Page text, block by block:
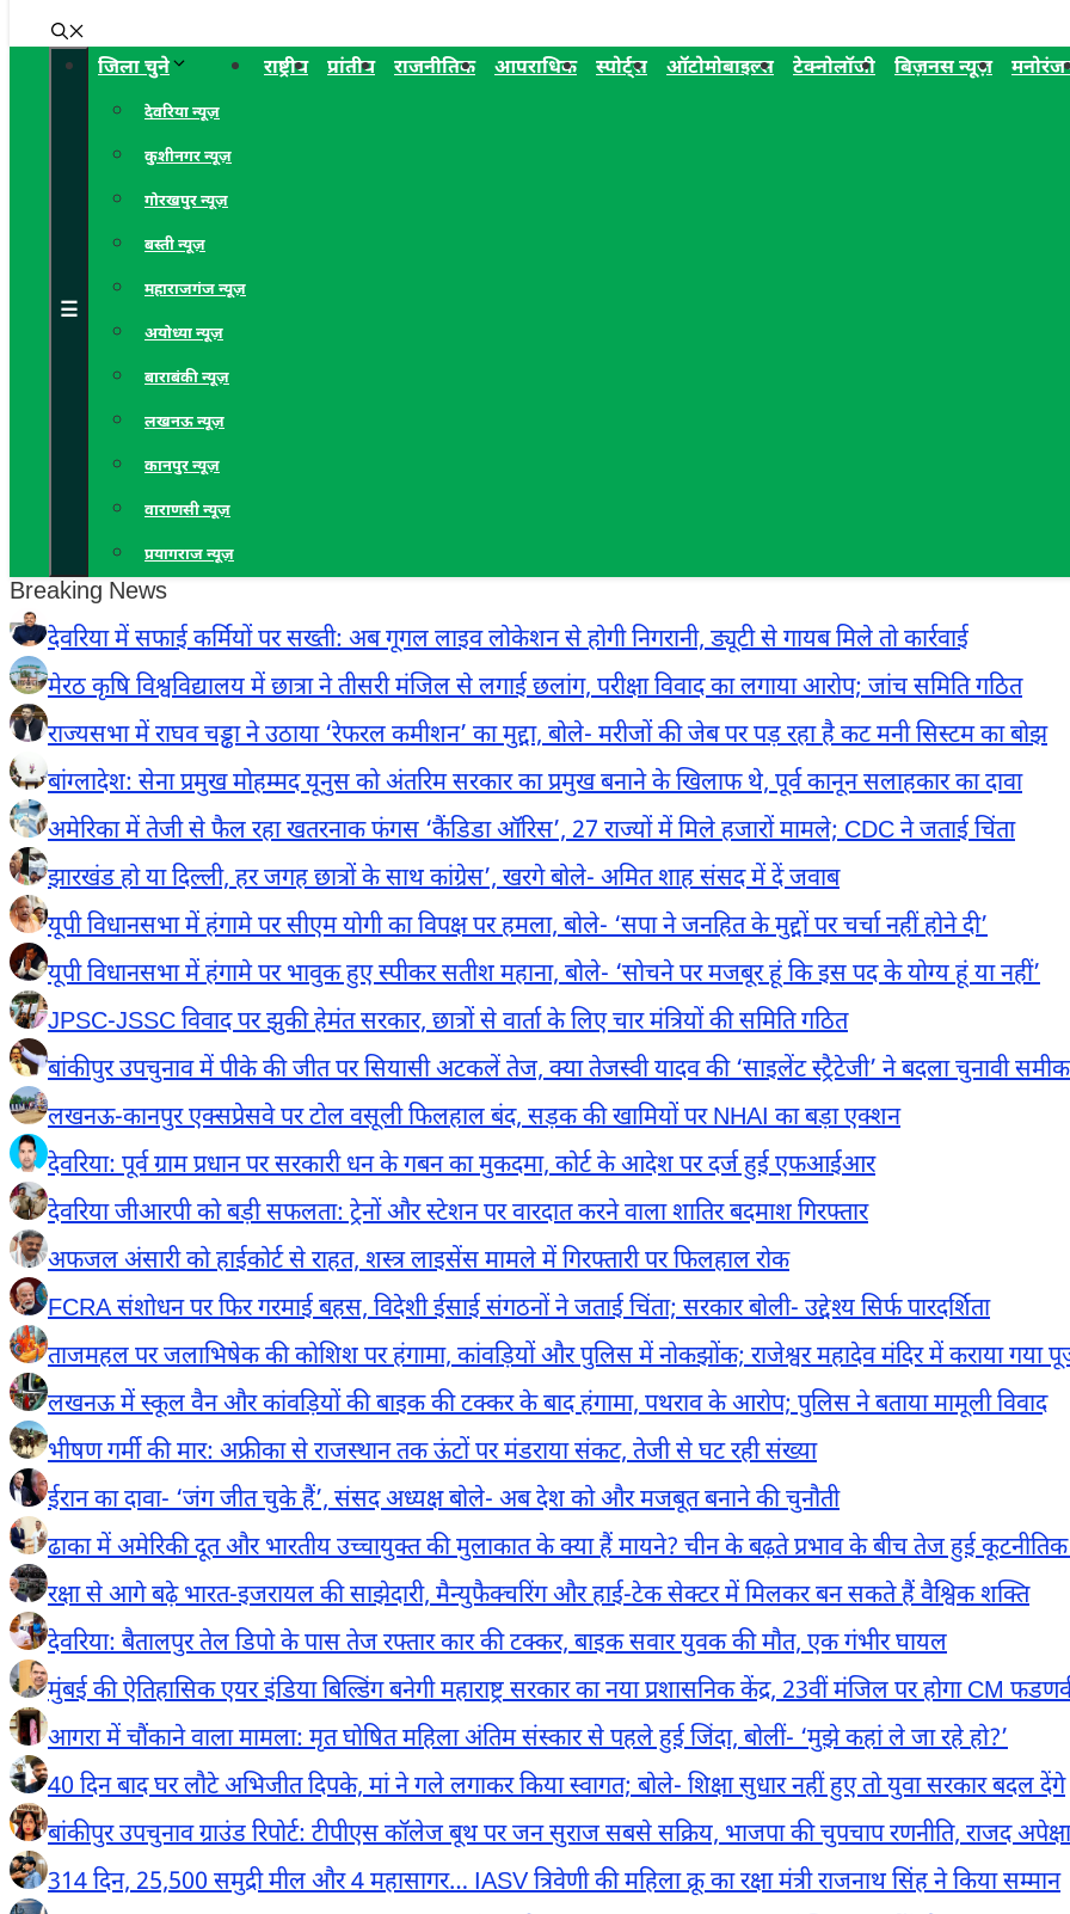
☰
जिला चुने
देवरिया न्यूज़
कुशीनगर न्यूज़
गोरखपुर न्यूज़
बस्ती न्यूज़
महाराजगंज न्यूज़
अयोध्या न्यूज़
बाराबंकी न्यूज़
लखनऊ न्यूज़
कानपुर न्यूज़
वाराणसी न्यूज़
प्रयागराज न्यूज़
राष्ट्रीय प्रांतीय राजनीतिक आपराधिक स्पोर्ट्स ऑटोमोबाइल्स टेक्नोलॉजी बिज़नस न्यूज़
Breaking News
देवरिया में सफाई कर्मियों पर सख्ती: अब गूगल लाइव लोकेशन से होगी निगरानी, ड्यूटी से गायब मिले तो कार्रवाई
मेरठ कृषि विश्वविद्यालय में छात्रा ने तीसरी मंजिल से लगाई छलांग, परीक्षा विवाद का लगाया आरोप; जांच समिति गठित
राज्यसभा में राघव चड्ढा ने उठाया ‘रेफरल कमीशन’ का मुद्दा, बोले- मरीजों की जेब पर पड़ रहा है कट मनी सिस्टम का बोझ
बांग्लादेश: सेना प्रमुख मोहम्मद यूनुस को अंतरिम सरकार का प्रमुख बनाने के खिलाफ थे, पूर्व कानून सलाहकार का दावा
अमेरिका में तेजी से फैल रहा खतरनाक फंगस ‘कैंडिडा ऑरिस’, 27 राज्यों में मिले हजारों मामले; CDC ने जताई चिंता
झारखंड हो या दिल्ली, हर जगह छात्रों के साथ कांग्रेस’, खरगे बोले- अमित शाह संसद में दें जवाब
यूपी विधानसभा में हंगामे पर सीएम योगी का विपक्ष पर हमला, बोले- ‘सपा ने जनहित के मुद्दों पर चर्चा नहीं होने दी’
यूपी विधानसभा में हंगामे पर भावुक हुए स्पीकर सतीश महाना, बोले- ‘सोचने पर मजबूर हूं कि इस पद के योग्य हूं या नहीं’
JPSC-JSSC विवाद पर झुकी हेमंत सरकार, छात्रों से वार्ता के लिए चार मंत्रियों की समिति गठित
बांकीपुर उपचुनाव में पीके की जीत पर सियासी अटकलें तेज, क्या तेजस्वी यादव की ‘साइलेंट स्ट्रैटेजी’ ने बदला चुनावी
लखनऊ-कानपुर एक्सप्रेसवे पर टोल वसूली फिलहाल बंद, सड़क की खामियों पर NHAI का बड़ा एक्शन
देवरिया: पूर्व ग्राम प्रधान पर सरकारी धन के गबन का मुकदमा, कोर्ट के आदेश पर दर्ज हुई एफआईआर
देवरिया जीआरपी को बड़ी सफलता: ट्रेनों और स्टेशन पर वारदात करने वाला शातिर बदमाश गिरफ्तार
अफजल अंसारी को हाईकोर्ट से राहत, शस्त्र लाइसेंस मामले में गिरफ्तारी पर फिलहाल रोक
FCRA संशोधन पर फिर गरमाई बहस, विदेशी ईसाई संगठनों ने जताई चिंता; सरकार बोली- उद्देश्य सिर्फ पारदर्शिता
ताजमहल पर जलाभिषेक की कोशिश पर हंगामा, कांवड़ियों और पुलिस में नोकझोंक; राजेश्वर महादेव मंदिर में कराया गया
लखनऊ में स्कूल वैन और कांवड़ियों की बाइक की टक्कर के बाद हंगामा, पथराव के आरोप; पुलिस ने बताया मामूली विवाद
भीषण गर्मी की मार: अफ्रीका से राजस्थान तक ऊंटों पर मंडराया संकट, तेजी से घट रही संख्या
ईरान का दावा- ‘जंग जीत चुके हैं’, संसद अध्यक्ष बोले- अब देश को और मजबूत बनाने की चुनौती
ढाका में अमेरिकी दूत और भारतीय उच्चायुक्त की मुलाकात के क्या हैं मायने? चीन के बढ़ते प्रभाव के बीच तेज हुई
रक्षा से आगे बढ़े भारत-इजरायल की साझेदारी, मैन्युफैक्चरिंग और हाई-टेक सेक्टर में मिलकर बन सकते हैं वैश्विक शक्ति
देवरिया: बैतालपुर तेल डिपो के पास तेज रफ्तार कार की टक्कर, बाइक सवार युवक की मौत, एक गंभीर घायल
मुंबई की ऐतिहासिक एयर इंडिया बिल्डिंग बनेगी महाराष्ट्र सरकार का नया प्रशासनिक केंद्र, 23वीं मंजिल पर होगा CM
आगरा में चौंकाने वाला मामला: मृत घोषित महिला अंतिम संस्कार से पहले हुई जिंदा, बोलीं- ‘मुझे कहां ले जा रहे हो?’
40 दिन बाद घर लौटे अभिजीत दिपके, मां ने गले लगाकर किया स्वागत; बोले- शिक्षा सुधार नहीं हुए तो युवा सरकार बदल देंगे
बांकीपुर उपचुनाव ग्राउंड रिपोर्ट: टीपीएस कॉलेज बूथ पर जन सुराज सबसे सक्रिय, भाजपा की चुपचाप रणनीति, राजद
314 दिन, 25,500 समुद्री मील और 4 महासागर… IASV त्रिवेणी की महिला क्रू का रक्षा मंत्री राजनाथ सिंह ने किया सम्मान